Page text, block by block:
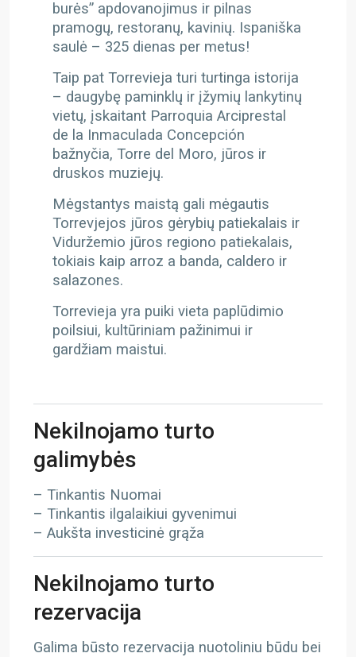
burės” apdovanojimus ir pilnas
pramogų, restoranų, kavinių. Ispaniška
saulė – 325 dienas per metus!
Taip pat Torrevieja turi turtinga istorija
– daugybę paminklų ir įžymių lankytinų
vietų, įskaitant Parroquia Arciprestal
de la Inmaculada Concepción
bažnyčia, Torre del Moro, jūros ir
druskos muziejų.
Mėgstantys maistą gali mėgautis
Torrevjejos jūros gėrybių patiekalais ir
Viduržemio jūros regiono patiekalais,
tokiais kaip arroz a banda, caldero ir
salazones.
Torrevieja yra puiki vieta paplūdimio
poilsiui, kultūriniam pažinimui ir
gardžiam maistui.
Nekilnojamo turto
galimybės
– Tinkantis Nuomai
– Tinkantis ilgalaikiui gyvenimui
– Aukšta investicinė grąža
Nekilnojamo turto
rezervacija
Galima būsto rezervacija nuotoliniu būdu bei